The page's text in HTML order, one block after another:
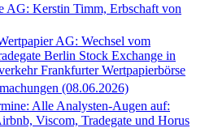
AG: Kerstin Timm, Erbschaft von
AG: Wechsel vom
Berlin Stock Exchange in
Frankfurter Wertpapierbörse
(08.06.2026)
Alle Analysten-Augen auf:
Viscom, Tradegate und Horus